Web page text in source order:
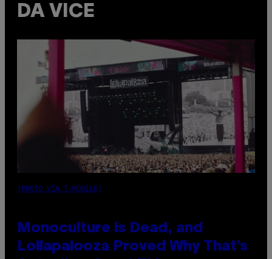
DA VICE
(PHOTO VIA T-MOBILE)
Monoculture is Dead, and
Lollapalooza Proved Why That’s